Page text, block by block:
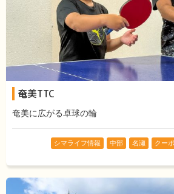
奄美TTC
奄美に広がる卓球の輪
シマライフ情報 中部 名瀬 クー